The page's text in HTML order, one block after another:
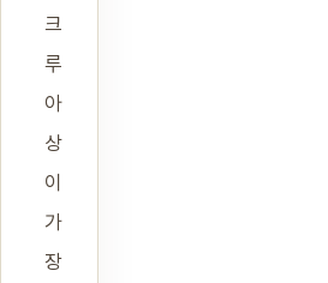
크
루
아
상
이
가
장